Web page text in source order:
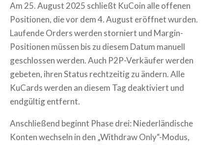
Am 25. August 2025 schließt KuCoin alle offenen
Positionen, die vor dem 4. August eröffnet wurden.
Laufende Orders werden storniert und Margin-
Positionen müssen bis zu diesem Datum manuell
geschlossen werden. Auch P2P-Verkäufer werden
gebeten, ihren Status rechtzeitig zu ändern. Alle
KuCards werden an diesem Tag deaktiviert und
endgültig entfernt.
Anschließend beginnt Phase drei: Niederländische
Konten wechseln in den „Withdraw Only“-Modus,